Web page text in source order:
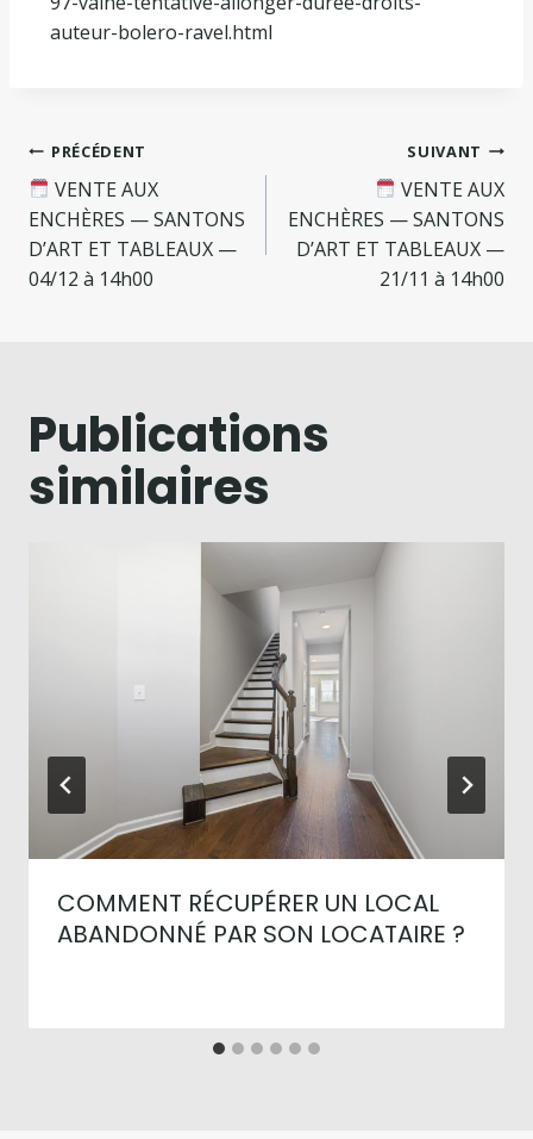
auteur-bolero-ravel.html
PRÉCÉDENT
VENTE AUX
ENCHÈRES — SANTONS
D’ART ET TABLEAUX —
04/12 à 14h00
SUIVANT
VENTE AUX
ENCHÈRES — SANTONS
D’ART ET TABLEAUX —
21/11 à 14h00
Publications
similaires
COMMENT RÉCUPÉRER UN LOCAL
ABANDONNÉ PAR SON LOCATAIRE ?